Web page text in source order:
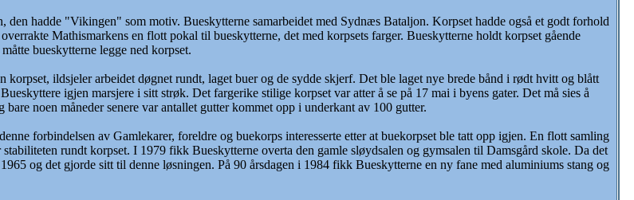
den hadde "Vikingen" som motiv. Bueskytterne samarbeidet med Sydnæs Bataljon. Korpset hadde også et godt forhold
Mathismarkens en flott pokal til bueskytterne, det med korpsets farger. Bueskytterne holdt korpset gående
bueskytterne legge ned korpset.
korpset, ildsjeler arbeidet døgnet rundt, laget buer og de sydde skjerf. Det ble laget nye brede bånd i rødt hvitt og blått
igjen marsjere i sitt strøk. Det fargerike stilige korpset var atter å se på 17 mai i byens gater. Det må sies å
noen måneder senere var antallet gutter kommet opp i underkant av 100 gutter.
forbindelsen av Gamlekarer, foreldre og buekorps interesserte etter at buekorpset ble tatt opp igjen. En flott samling
rundt korpset. I 1979 fikk Bueskytterne overta den gamle sløydsalen og gymsalen til Damsgård skole. Da det
og det gjorde sitt til denne løsningen. På 90 årsdagen i 1984 fikk Bueskytterne en ny fane med aluminiums stang og